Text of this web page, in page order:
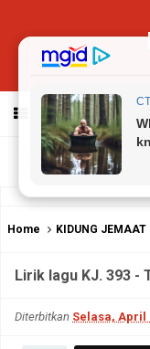
MENU
Home KIDUNG JEMAAT
Lirik lagu KJ. 393 -
Diterbitkan Selasa, April